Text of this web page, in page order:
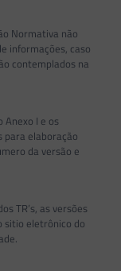
Normativa não
informações, caso
contemplados na
I e os
para elaboração
da versão e
TR’s, as versões
sitio eletrônico do